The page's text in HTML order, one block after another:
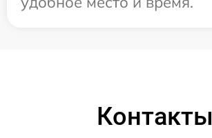
Контакты